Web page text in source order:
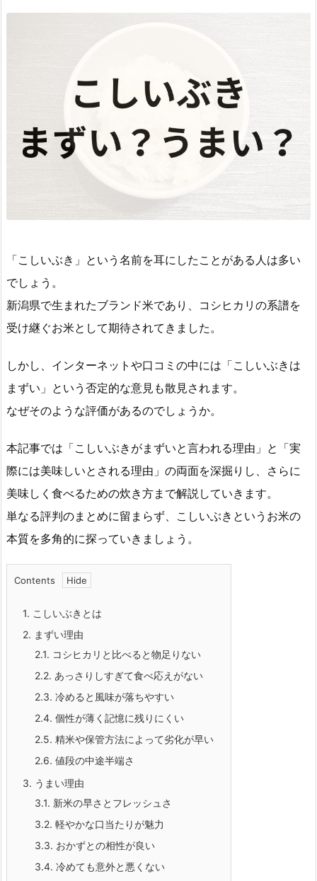
「こしいぶき」という名前を耳にしたことがある人は多い
でしょう。
新潟県で生まれたブランド米であり、コシヒカリの系譜を
受け継ぐお米として期待されてきました。
しかし、インターネットや口コミの中には「こしいぶきは
まずい」という否定的な意見も散見されます。
なぜそのような評価があるのでしょうか。
本記事では「こしいぶきがまずいと言われる理由」と「実
際には美味しいとされる理由」の両面を深掘りし、さらに
美味しく食べるための炊き方まで解説していきます。
単なる評判のまとめに留まらず、こしいぶきというお米の
本質を多角的に探っていきましょう。
Contents
1. こしいぶきとは
2. まずい理由
2.1. コシヒカリと比べると物足りない
2.2. あっさりしすぎて食べ応えがない
2.3. 冷めると風味が落ちやすい
2.4. 個性が薄く記憶に残りにくい
2.5. 精米や保管方法によって劣化が早い
2.6. 値段の中途半端さ
3. うまい理由
3.1. 新米の早さとフレッシュさ
3.2. 軽やかな口当たりが魅力
3.3. おかずとの相性が良い
3.4. 冷めても意外と悪くない